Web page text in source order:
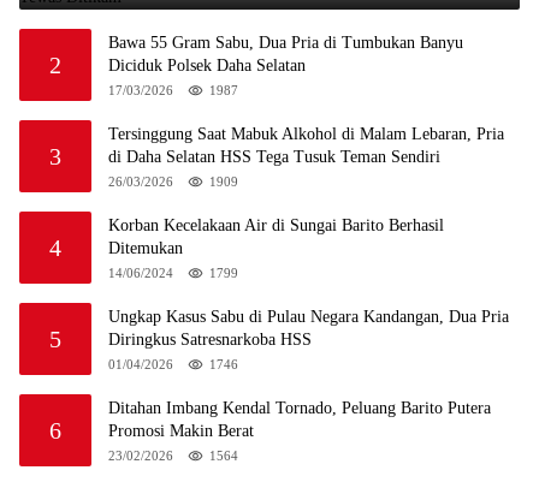
2
Bawa 55 Gram Sabu, Dua Pria di Tumbukan Banyu
Diciduk Polsek Daha Selatan
17/03/2026 1987
3
Tersinggung Saat Mabuk Alkohol di Malam Lebaran, Pria
di Daha Selatan HSS Tega Tusuk Teman Sendiri
26/03/2026 1909
4
Korban Kecelakaan Air di Sungai Barito Berhasil
Ditemukan
14/06/2024 1799
5
Ungkap Kasus Sabu di Pulau Negara Kandangan, Dua Pria
Diringkus Satresnarkoba HSS
01/04/2026 1746
6
Ditahan Imbang Kendal Tornado, Peluang Barito Putera
Promosi Makin Berat
23/02/2026 1564